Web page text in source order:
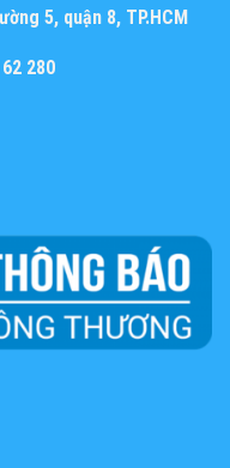
5, quận 8, TP.HCM
280